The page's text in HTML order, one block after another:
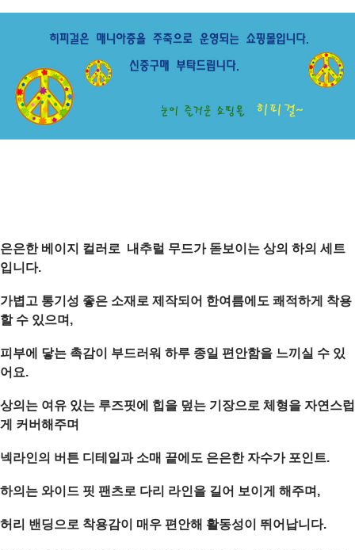
은은한 베이지 컬러로 내추럴 무드가 돋보이는 상의 하의 세트
입니다.
가볍고 통기성 좋은 소재로 제작되어 한여름에도 쾌적하게 착용
할 수 있으며,
피부에 닿는 촉감이 부드러워 하루 종일 편안함을 느끼실 수 있
어요.
상의는 여유 있는 루즈핏에 힙을 덮는 기장으로 체형을 자연스럽
게 커버해주며
넥라인의 버튼 디테일과 소매 끝에도 은은한 자수가 포인트.
하의는 와이드 핏 팬츠로 다리 라인을 길어 보이게 해주며,
허리 밴딩으로 착용감이 매우 편안해 활동성이 뛰어납니다.